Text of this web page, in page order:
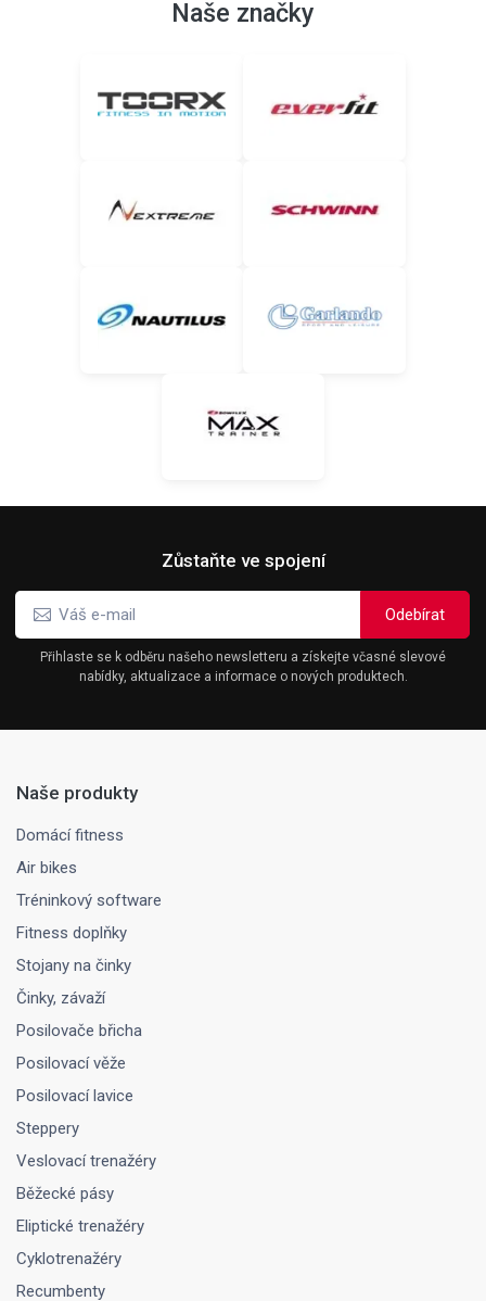
Naše značky
Zůstaňte ve spojení
Přihlaste se k odběru našeho newsletteru a získejte včasné slevové
nabídky, aktualizace a informace o nových produktech.
Naše produkty
Domácí fitness
Air bikes
Tréninkový software
Fitness doplňky
Stojany na činky
Činky, závaží
Posilovače břicha
Posilovací věže
Posilovací lavice
Steppery
Veslovací trenažéry
Běžecké pásy
Eliptické trenažéry
Cyklotrenažéry
Recumbenty